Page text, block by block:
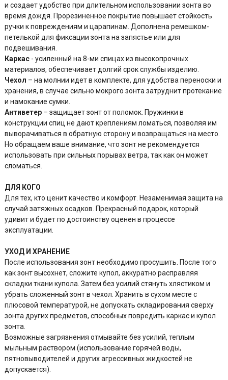
и создает удобство при длительном использовании зонта во
время дождя. Прорезиненное покрытие повышает стойкость
ручки к повреждениям и царапинам. Дополнена ремешком-
петелькой для фиксации зонта на запястье или для
подвешивания.
Каркас - усиленный на 8-ми спицах из высокопрочных
материалов, обеспечивает долгий срок службы изделию.
Чехол – на молнии идет в комплекте, для удобства переноски и
хранения, в случае сильно мокрого зонта затруднит протекание
и намокание сумки.
Антиветер – защищает зонт от поломок. Пружинки в
конструкции спиц не дают креплениям ломаться, позволяя им
выворачиваться в обратную сторону и возвращаться на место.
Но обращаем ваше внимание, что зонт не рекомендуется
использовать при сильных порывах ветра, так как он может
сломаться.
ДЛЯ КОГО
Для тех, кто ценит качество и комфорт. Незаменимая защита на
случай затяжных осадков. Прекрасный подарок, который
удивит и будет по достоинству оценен в процессе
эксплуатации.
УХОД И ХРАНЕНИЕ
После использования зонт необходимо просушить. После того
как зонт высохнет, сложите купол, аккуратно расправляя
складки ткани купола. Затем без усилий стянуть хлястиком и
убрать сложенный зонт в чехол. Хранить в сухом месте с
плюсовой температурой, не допускать складирования сверху
зонта других предметов, способных повредить каркас и купол
зонта.
Возможные загрязнения отмывайте без усилий, теплым
мыльным раствором (использование горячей воды,
пятновыводителей и других агрессивных жидкостей не
допускается).